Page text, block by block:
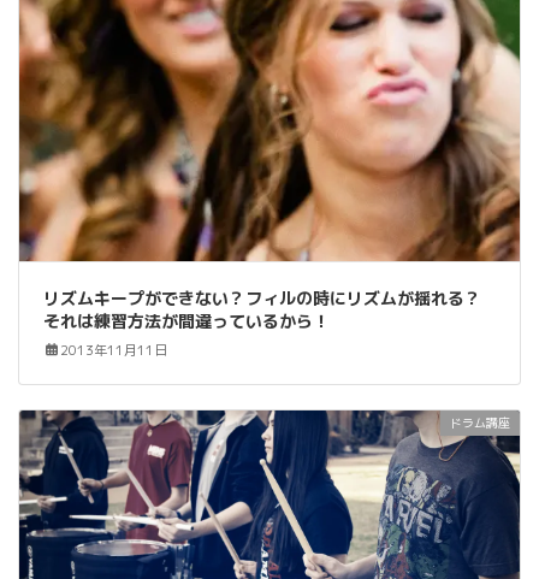
リズムキープができない？フィルの時にリズムが揺れる？
それは練習方法が間違っているから！
2013年11月11日
ドラム講座